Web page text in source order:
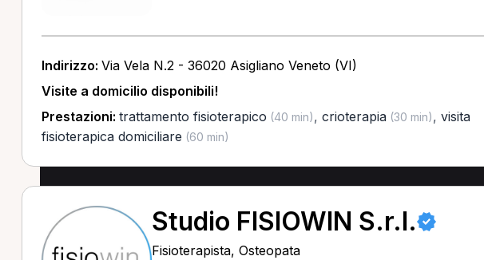
Indirizzo: Via Vela N.2 - 36020 Asigliano Veneto (VI)
Visite a domicilio disponibili!
Prestazioni: trattamento fisioterapico (40 min), crioterapia(30 min), visita
fisioterapica domiciliare (60 min)
Studio FISIOWIN S.r.l.
Fisioterapista, Osteopata